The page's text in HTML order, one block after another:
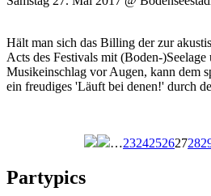
Hält man sich das Billing der zur
Acts des Festivals mit (Boden-
Musikeinschlag vor Augen, kann dem
ein freudiges 'Läuft bei denen!' durch
…232425262728
Partypics